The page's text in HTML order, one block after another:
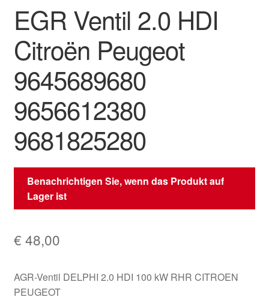
Warenkorb
Weltweiter Versand
Zahlungen
EGR Ventil 2.0 HDI
Citroën Peugeot
9645689680
9656612380
9681825280
Benachrichtigen Sie, wenn das Produkt auf
Lager ist
€ 48,00
AGR-Ventil DELPHI 2.0 HDI 100 kW RHR CITROEN
PEUGEOT